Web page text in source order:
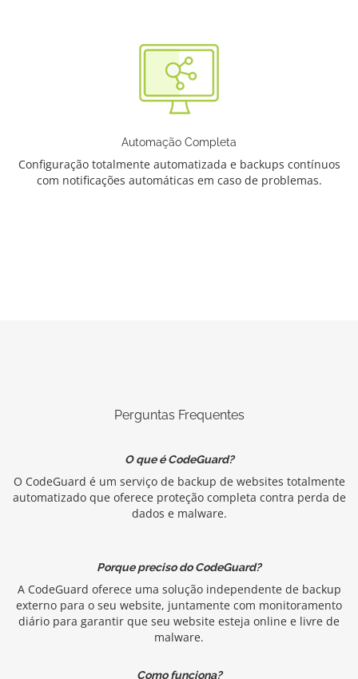
Automação Completa
Configuração totalmente automatizada e backups contínuos
com notificações automáticas em caso de problemas.
Perguntas Frequentes
O que é CodeGuard?
O CodeGuard é um serviço de backup de websites totalmente
automatizado que oferece proteção completa contra perda de
dados e malware.
Porque preciso do CodeGuard?
A CodeGuard oferece uma solução independente de backup
externo para o seu website, juntamente com monitoramento
diário para garantir que seu website esteja online e livre de
malware.
Como funciona?